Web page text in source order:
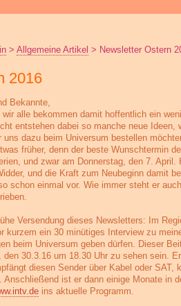
> Allgemeine Artikel > Newsletter Ostern
2016
Bekannte,
alle bekommen damit hoffentlich ein
entstehen dabei so manche neue Ideen,
dazu beim Universum bestellen
früher, denn der beste Wunschtermin
und zwar am Donnerstag, den 7. April.
und die Kraft zum Neubeginn damit
schon einmal vor. Wie immer steht er
Versendung dieses Newsletters: Im
kurzem ein 30 minütiges Interview zu
beim Universum geben dürfen. Dieser
30.3.16 um 18.30 Uhr zu sehen sein.
diesen Sender über Kabel oder SAT,
Anschließend ist er dann einige Monate in
ins aktuelle Programm.